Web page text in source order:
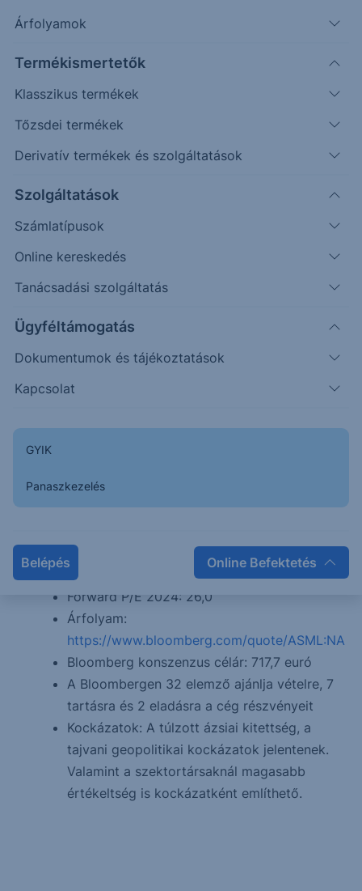
Árfolyamok
Termékismertetők
Klasszikus termékek
Tőzsdei termékek
Derivatív termékek és szolgáltatások
Szolgáltatások
Számlatípusok
Online kereskedés
Tanácsadási szolgáltatás
Ügyféltámogatás
Dokumentumok és tájékoztatások
Kapcsolat
GYIK
Panaszkezelés
Belépés Online Befektetés
értékpapírhoz
Az ASML Holding egy hollandiai székhelyű
fejlesztő, gyártó és kereskedő cég, amely
piacára koncentrál.
A cég piaci kapitalizációja 240 milliárd euró
származik a félvezető termékek előállítására
maradék 20-25% pedig az ehhez
kapcsolódó szolgáltatásokból és egyéb
Az előrejelzések szerint a társaság a
következő években is dinamikusan bővülhet,
maradhat a kereslet.
Forward P/E 2023: 32,1
Forward P/E 2024: 26,0
Árfolyam:
https://www.bloomberg.com/quote/ASML:NA
Bloomberg konszenzus célár: 717,7 euró
A Bloombergen 32 elemző ajánlja vételre, 7
tartásra és 2 eladásra a cég részvényeit
Kockázatok: A túlzott ázsiai kitettség, a
tajvani geopolitikai kockázatok jelentenek.
Valamint a szektortársaknál magasabb
értékeltség is kockázatként említhető.